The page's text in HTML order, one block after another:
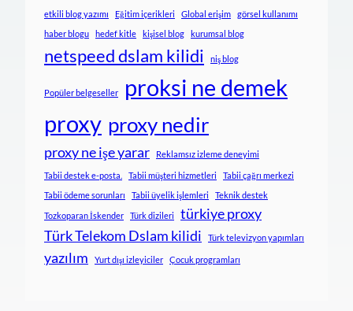
etkili blog yazımı Eğitim içerikleri Global erişim
görsel kullanımı
haber blogu
hedef kitle kişisel blog kurumsal blog
netspeed dslam kilidi niş blog
Popüler belgeseller
proksi ne demek
proxy proxy nedir
proxy ne işe yarar Reklamsız izleme deneyimi
Tabii destek e-posta. Tabii müşteri hizmetleri
Tabii çağrı merkezi
Tabii ödeme sorunları
Tabii üyelik işlemleri
Teknik destek
Tozkoparan İskender
Türk dizileri
türkiye proxy
Türk Telekom Dslam kilidi
Türk televizyon yapımları
yazılım Yurt dışı izleyiciler Çocuk programları